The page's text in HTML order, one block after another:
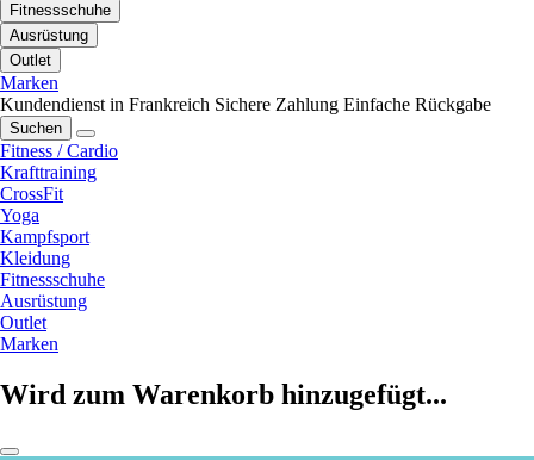
Fitnessschuhe
Ausrüstung
Outlet
Marken
Kundendienst in Frankreich Sichere Zahlung Einfache Rückgabe
Suchen
Fitness / Cardio
Krafttraining
CrossFit
Yoga
Kampfsport
Kleidung
Fitnessschuhe
Ausrüstung
Outlet
Marken
Wird zum Warenkorb hinzugefügt...